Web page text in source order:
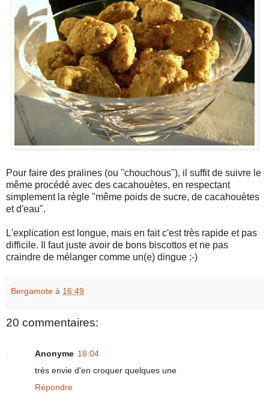
Pour faire des pralines (ou "chouchous"), il suffit de suivre le
même procédé avec des cacahouètes, en respectant
simplement la règle "même poids de sucre, de cacahouètes
et d'eau".
L'explication est longue, mais en fait c'est très rapide et pas
difficile. Il faut juste avoir de bons biscottos et ne pas
craindre de mélanger comme un(e) dingue ;-)
Bergamote à 16:49
20 commentaires:
Anonyme 18:04
très envie d'en croquer quelques une
Répondre